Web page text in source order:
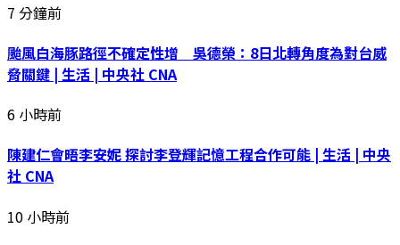
7 分鐘前
颱風白海豚路徑不確定性增 吳德榮：8日北轉角度為對台威
脅關鍵 | 生活 | 中央社 CNA
6 小時前
陳建仁會晤李安妮 探討李登輝記憶工程合作可能 | 生活 | 中央
社 CNA
10 小時前